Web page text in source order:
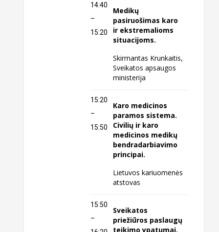
14:40
–
15:20
Medikų
pasiruošimas karo
ir ekstremalioms
situacijoms.
Skirmantas Krunkaitis,
Sveikatos apsaugos
ministerija
15:20
–
15:50
Karo medicinos
paramos sistema.
Civilių ir karo
medicinos medikų
bendradarbiavimo
principai.
Lietuvos kariuomenės
atstovas
15:50
–
Sveikatos
priežiūros paslaugų
teikimo ypatumai,